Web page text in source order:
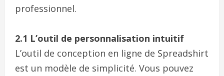
professionnel.
2.1 L’outil de personnalisation intuitif
L’outil de conception en ligne de Spreadshirt
est un modèle de simplicité. Vous pouvez